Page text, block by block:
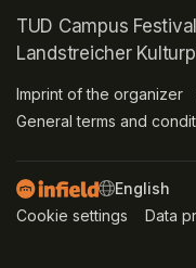
TUD Campus
Landstreicher
Imprint of the organizer
General terms and
SWITCH
Cookie settings (opens
Data